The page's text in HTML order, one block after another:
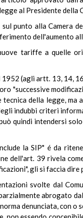
al Presidente
punto alla Camera
dell'aumento
tariffe a quelle
(agli artt. 13, 14,
"successive
della legge,
indubbi criteri
quindi intendersi
la SIP" é da
dell'art. 39 rivela
gli si faccia
svolte dal
abrogato
denunciata, con o